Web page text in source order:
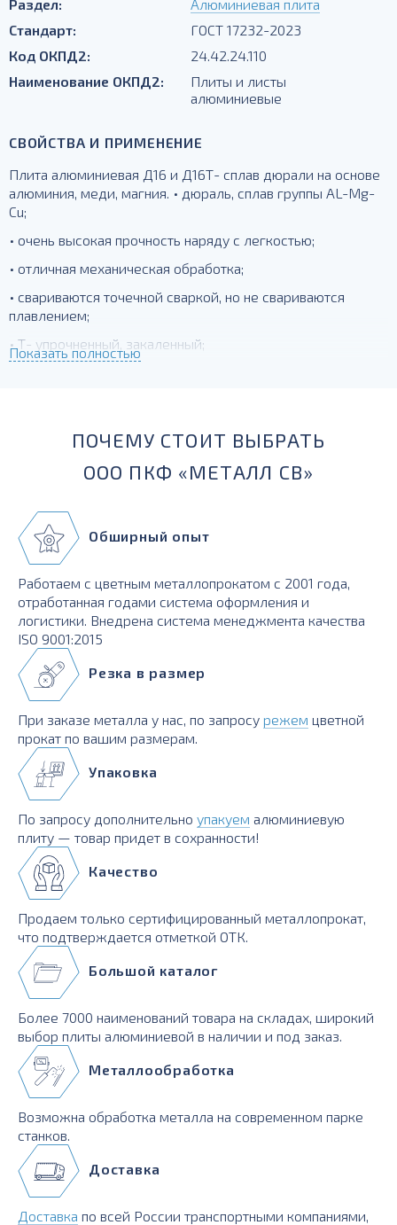
Раздел:
Алюминиевая плита
Стандарт:
ГОСТ 17232-2023
Код ОКПД2:
24.42.24.110
Наименование ОКПД2:
Плиты и листы
алюминиевые
СВОЙСТВА И ПРИМЕНЕНИЕ
Плита алюминиевая Д16 и Д16Т- сплав дюрали на основе
алюминия, меди, магния. • дюраль, сплав группы AL-Mg-
Cu;
• очень высокая прочность наряду с легкостью;
• отличная механическая обработка;
• свариваются точечной сваркой, но не свариваются
плавлением;
• Т- упрочненный, закаленный;
Показать полностью
ПОЧЕМУ СТОИТ ВЫБРАТЬ
ООО ПКФ «МЕТАЛЛ СВ»
Обширный опыт
Работаем с цветным металлопрокатом с 2001 года,
отработанная годами система оформления и
логистики. Внедрена система менеджмента качества
ISO 9001:2015
Резка в размер
При заказе металла у нас, по запросу режем цветной
прокат по вашим размерам.
Упаковка
По запросу дополнительно упакуем алюминиевую
плиту — товар придет в сохранности!
Качество
Продаем только сертифицированный металлопрокат,
что подтверждается отметкой ОТК.
Большой каталог
Более 7000 наименований товара на складах, широкий
выбор плиты алюминиевой в наличии и под заказ.
Металлообработка
Возможна обработка металла на современном парке
станков.
Доставка
Доставка по всей России транспортными компаниями,